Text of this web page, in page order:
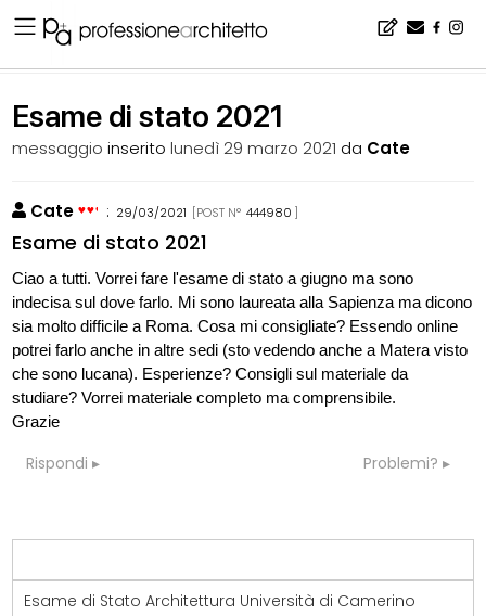
Esame di stato 2021
messaggio inseritolunedì 29 marzo 2021 da Cate
Cate : 29/03/2021 [POST N° 444980 ]
Esame di stato 2021
Ciao a tutti. Vorrei fare l'esame di stato a giugno ma sono
indecisa sul dove farlo. Mi sono laureata alla Sapienza ma dicono
sia molto difficile a Roma. Cosa mi consigliate? Essendo online
potrei farlo anche in altre sedi (sto vedendo anche a Matera visto
che sono lucana). Esperienze? Consigli sul materiale da
studiare? Vorrei materiale completo ma comprensibile.
Grazie
Rispondi Problemi?
Esame di Stato Architettura Università di Camerino